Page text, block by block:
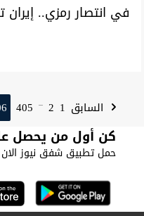
في انتصار رمزي..
السابق 1
2
...
405
كن أول من يحصل
حمل تطبيق شفق نيوز الان